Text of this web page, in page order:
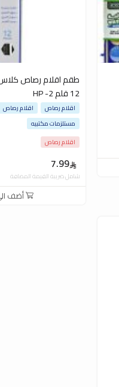
12 قلم HP -2
7.99
اقلام رصاص اقلام رصاص
مستلزمات مكتبيه
اقلام رصاص
شامل ضريبة القيمة المضافة
أضف